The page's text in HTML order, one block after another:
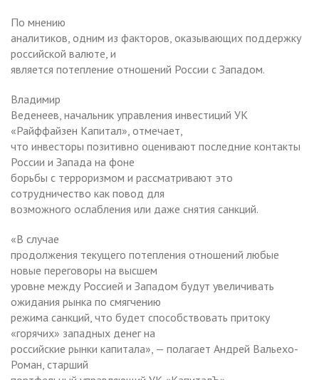
По мнению
аналитиков, одним из факторов, оказывающих поддержку
российской валюте, и
является потепление отношений России с Западом.
Владимир
Веденеев, начальник управления инвестиций УК
«Райффайзен Капитал», отмечает,
что инвесторы позитивно оценивают последние контакты
России и Запада на фоне
борьбы с терроризмом и рассматривают это
сотрудничество как повод для
возможного ослабления или даже снятия санкций.
«В случае
продолжения текущего потепления отношений любые
новые переговоры на высшем
уровне между Россией и Западом будут увеличивать
ожидания рынка по смягчению
режима санкций, что будет способствовать притоку
«горячих» западных денег на
российские рынки капитала», — полагает Андрей Вальехо-
Роман, старший